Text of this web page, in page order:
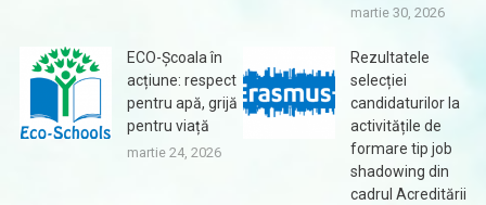
martie 30, 2026
ECO-Școala în
acțiune: respect
pentru apă, grijă
pentru viață
martie 24, 2026
Rezultatele
selecției
candidaturilor la
activitățile de
formare tip job
shadowing din
cadrul Acreditării